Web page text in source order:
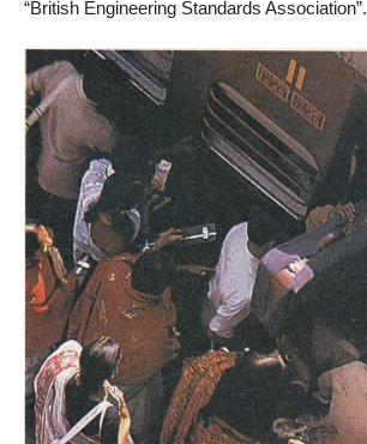
“British Engineering Standards Association”.